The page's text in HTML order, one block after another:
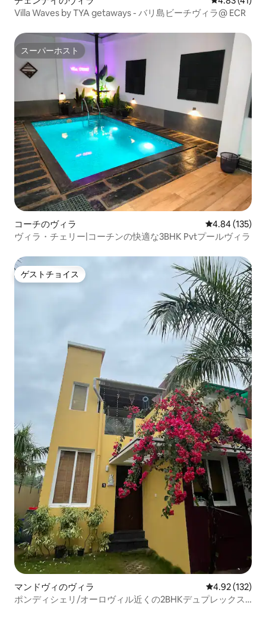
Villa Waves by TYA getaways - バリ島ビーチヴィラ@ ECR
スーパーホスト
スーパーホスト
コーチのヴィラ レビュー135
4.84 (135)
ヴィラ・チェリー|コーチンの快適な3BHK Pvtプールヴィラ
ゲストチョイス
ゲストチョイス
マンドヴィのヴィラ レビュー132
4.92 (132)
ポンディシェリ/オーロヴィル近くの2BHKデュプレックス